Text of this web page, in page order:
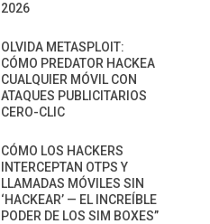
2026
OLVIDA METASPLOIT:
CÓMO PREDATOR HACKEA
CUALQUIER MÓVIL CON
ATAQUES PUBLICITARIOS
CERO-CLIC
CÓMO LOS HACKERS
INTERCEPTAN OTPS Y
LLAMADAS MÓVILES SIN
‘HACKEAR’ — EL INCREÍBLE
PODER DE LOS SIM BOXES”